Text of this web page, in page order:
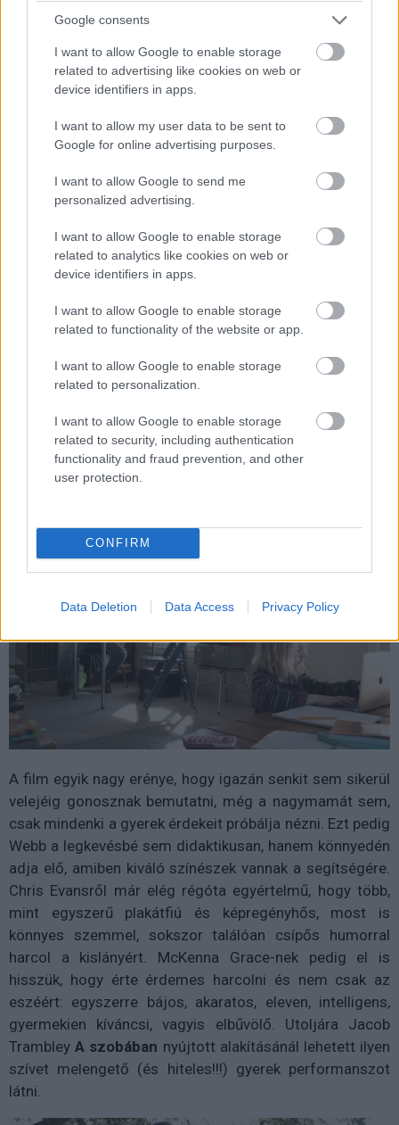
Google consents
I want to allow Google to enable storage
related to advertising like cookies on web or
device identifiers in apps.
I want to allow my user data to be sent to
Google for online advertising purposes.
I want to allow Google to send me
personalized advertising.
I want to allow Google to enable storage
related to analytics like cookies on web or
device identifiers in apps.
I want to allow Google to enable storage
related to functionality of the website or app.
I want to allow Google to enable storage
related to personalization.
I want to allow Google to enable storage
related to security, including authentication
functionality and fraud prevention, and other
user protection.
CONFIRM
Data Deletion Data Access Privacy Policy
Ha ezt az egyszerű alapkoncepciót nézzük, akkor talán le
is írhatnák egyesek a
Good Will Hunting
Kramer kontra Kramerszerelemgyerekeként, és a
valóságtól sem állnának messze, ugyanakkor Webb
(Megsúgom: Nagyon sok!) Már az első percektől egy
szeretetteljes, nem mézes-mázos, eleven kapcsolat
szeme láttára. Előbbinek nem könnyű, mivel amellett,
hogy kevésből tengődnek ketten, azt is tudja, hogy a lány
milyen képességekkel rendelkezik, mégis a normális
életre próbálja nevelni, még ha utóbbinak ez nincs is
többen vélik úgy - többek között az évek múltán
felbukkant, akaratos nagymama - hogy a kislánynak jobb
lenne lényegesen fejlettebb oktatásban részesülnie.
A film egyik nagy erénye, hogy igazán senkit sem sikerül
velejéig gonosznak bemutatni, még a nagymamát sem,
csak mindenki a gyerek érdekeit próbálja nézni. Ezt pedig
Webb a legkevésbé sem didaktikusan, hanem könnyedén
adja elő, amiben kiváló színészek vannak a segítségére.
Chris Evansről már elég régóta egyértelmű, hogy több,
mint egyszerű plakátfiú és képregényhős, most is
könnyes szemmel, sokszor találóan csípős humorral
harcol a kislányért. McKenna Grace-nek pedig el is
hisszük, hogy érte érdemes harcolni és nem csak az
eszéért: egyszerre bájos, akaratos, eleven, intelligens,
gyermekien kíváncsi, vagyis elbűvölő. Utoljára Jacob
TrambleyA szobában nyújtott alakításánál lehetett ilyen
szívet melengető (és hiteles!!!) gyerek performanszot
látni.